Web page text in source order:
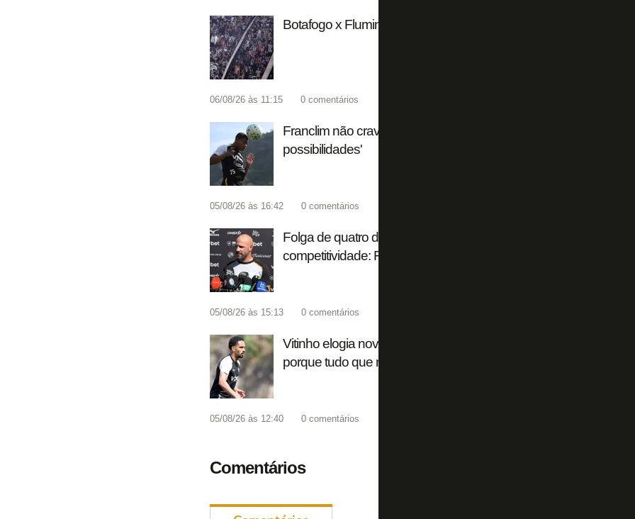
Botafogo x Fluminense chega a 15 mil ingressos vendidos de
06/08/26 às 11:15 0 comentários
Franclim não crava substituto de Huguinho em Botafogo x
possibilidades'
05/08/26 às 16:42 0 comentários
Folga de quatro dias, título brasileiro 'impossível', ambição na
competitividade: Franclim abre o jogo no Botafogo
05/08/26 às 15:13 0 comentários
Vitinho elogia nova gestão: 'Sabemos um pouco do plano do
porque tudo que nos falam está acontecendo'
05/08/26 às 12:40 0 comentários
Comentários